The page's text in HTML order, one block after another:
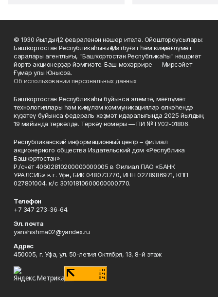
© 1930 йылдың 12 февраленән нәшер ителә. Ойоштороусылары:
Башҡортостан Республикаһының Матбуғат һәм киң мәғлүмәт
саралары агентлығы, "Башҡортостан Республикаһы" нәшриәт
йорто акционерҙар йәмғиәте. Баш мөхәррире — Мирсәйет
Ғүмәр улы Юнысов.
Об использовании персональных данных
Башҡортостан Республикаһы буйынса элемтә, мәғлүмәт
технологиялары һәм киңкүләм коммуникациялар өлкәһендә
күҙәтеү буйынса федераль хеҙмәт идаралығында 2025 йылдың
19 майында теркәлде. Теркәү номеры — ПИ №ТУ02-01806.
Республиканский информационный центр – филиал
акционерного общества Издательский дом «Республика
Башкортостан».
Р./счёт 40602810200000000005 в Филиал ПАО «БАНК
УРАЛСИБ» в г. Уфе, БИК 048073770, ИНН 0278986971, КПП
027801004, к/с 30101810600000000770.
Телефон
+7 347 273-36-64.
Эл. почта
yanshishma02@yandex.ru
Адрес
450005, г. Уфа, ул. 50-летия Октября, 13, 8-й этаж